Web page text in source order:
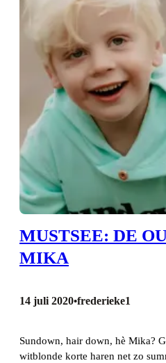
MUSTSEE: DE
MIKA
14 juli 2020•frederieke1
Sundown, hair down, hè Mika?
witblonde korte haren net zo